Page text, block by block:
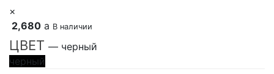
×
2,680 a В наличии
ЦВЕТ — черный
черный